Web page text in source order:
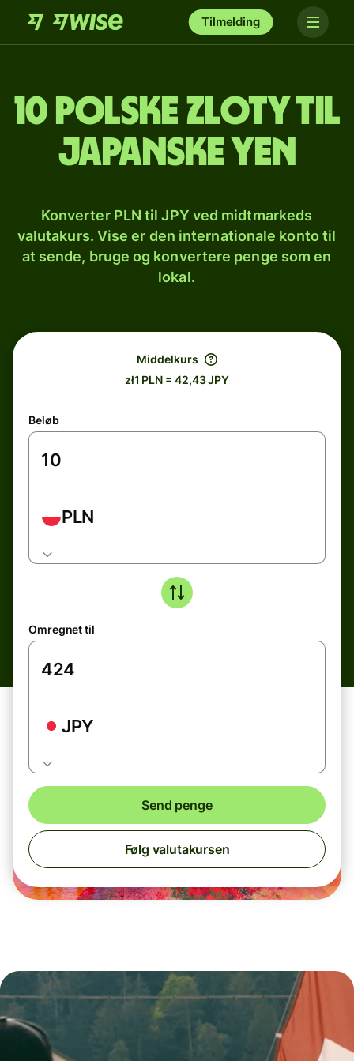
Tilmelding
10 polske zloty til
japanske yen
Konverter PLN til JPY ved midtmarkeds
valutakurs. Vise er den internationale konto til
at sende, bruge og konvertere penge som en
lokal.
Middelkurs
zł1 PLN = 42,43 JPY
Beløb
PLN
Omregnet til
JPY
Send penge
Følg valutakursen